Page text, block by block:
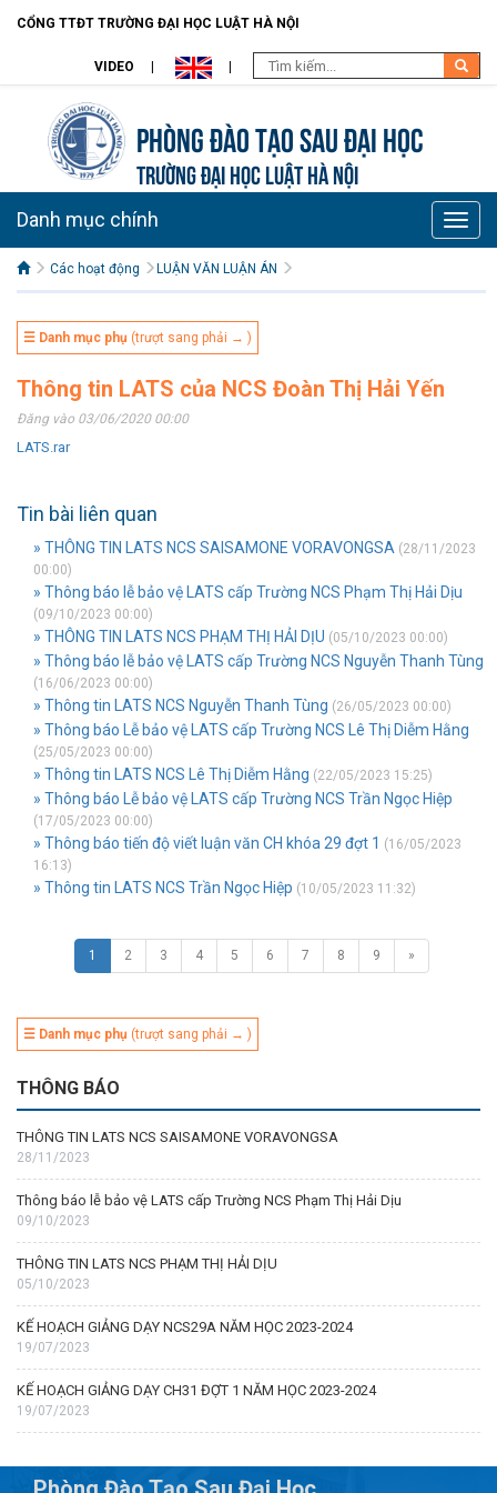
CỔNG TTĐT TRƯỜNG ĐẠI HỌC LUẬT HÀ NỘI
VIDEO
Phòng Đào tạo Sau đại học
TRƯỜNG ĐẠI HỌC LUẬT HÀ NỘI
Toggle
Danh mục chính
Các hoạt động LUẬN VĂN LUẬN ÁN
☰ Danh mục phụ (trượt sang phải → )
Thông tin LATS của NCS Đoàn Thị Hải Yến
Đăng vào 03/06/2020 00:00
LATS.rar
Tin bài liên quan
» THÔNG TIN LATS NCS SAISAMONE VORAVONGSA (28/11/2023
00:00)
» Thông báo lễ bảo vệ LATS cấp Trường NCS Phạm Thị Hải Dịu
(09/10/2023 00:00)
» THÔNG TIN LATS NCS PHẠM THỊ HẢI DỊU (05/10/2023 00:00)
» Thông báo lễ bảo vệ LATS cấp Trường NCS Nguyễn Thanh Tùng
(16/06/2023 00:00)
» Thông tin LATS NCS Nguyễn Thanh Tùng (26/05/2023 00:00)
» Thông báo Lễ bảo vệ LATS cấp Trường NCS Lê Thị Diễm Hằng
(25/05/2023 00:00)
» Thông tin LATS NCS Lê Thị Diễm Hằng (22/05/2023 15:25)
» Thông báo Lễ bảo vệ LATS cấp Trường NCS Trần Ngọc Hiệp
(17/05/2023 00:00)
» Thông báo tiến độ viết luận văn CH khóa 29 đợt 1 (16/05/2023
16:13)
» Thông tin LATS NCS Trần Ngọc Hiệp (10/05/2023 11:32)
1 2 3 4 5 6 7 8 9 »
☰ Danh mục phụ (trượt sang phải → )
THÔNG BÁO
THÔNG TIN LATS NCS SAISAMONE VORAVONGSA
28/11/2023
Thông báo lễ bảo vệ LATS cấp Trường NCS Phạm Thị Hải Dịu
09/10/2023
THÔNG TIN LATS NCS PHẠM THỊ HẢI DỊU
05/10/2023
KẾ HOẠCH GIẢNG DẠY NCS29A NĂM HỌC 2023-2024
19/07/2023
KẾ HOẠCH GIẢNG DẠY CH31 ĐỢT 1 NĂM HỌC 2023-2024
19/07/2023